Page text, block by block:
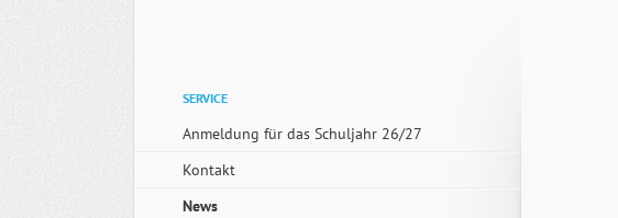
Navigation
SERVICE
Anmeldung für das Schuljahr 26/27
Kontakt
News